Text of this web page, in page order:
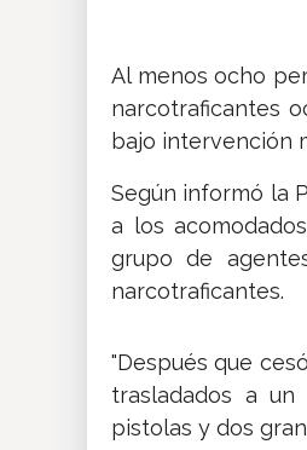
Al menos ocho
narcotraficantes
bajo intervención
Según informó la
a los
grupo de
narcotraficantes.
"Después que
trasladados a
pistolas y dos